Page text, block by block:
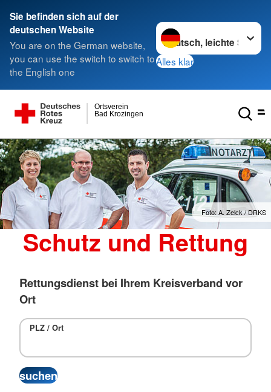
Sie befinden sich auf der
deutschen Website
You are on the German website,
you can use the switch to switch to
the English one
Sprache wechseln zu
Alles klar
Bad Krozingen
Ortsverein
Foto: A. Zelck / DRKS
Schutz und Rettung
Rettungsdienst bei Ihrem Kreisverband vor
Ort
PLZ / Ort